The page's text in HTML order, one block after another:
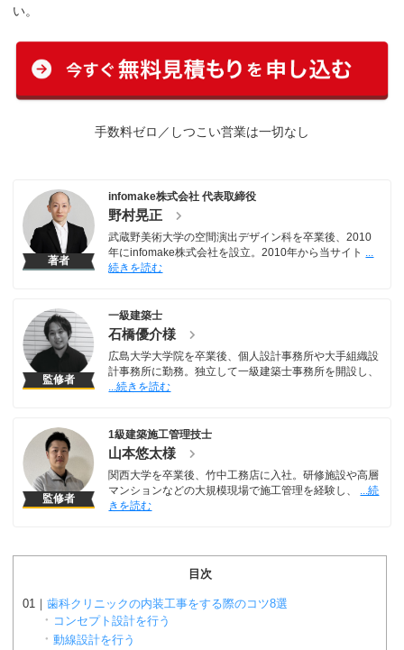
い。
手数料ゼロ／しつこい営業は一切なし
著者
infomake株式会社 代表取締役
野村晃正
武蔵野美術大学の空間演出デザイン科を卒業後、2010
年にinfomake株式会社を設立。2010年から当サイト
監修者
一級建築士
石橋優介様
広島大学大学院を卒業後、個人設計事務所や大手組織設
計事務所に勤務。独立して一級建築士事務所を開設し、
監修者
1級建築施工管理技士
山本悠太様
関西大学を卒業後、竹中工務店に入社。研修施設や高層
マンションなどの大規模現場で施工管理を経験し、
目次
歯科クリニックの内装工事をする際のコツ8選
コンセプト設計を行う
動線設計を行う